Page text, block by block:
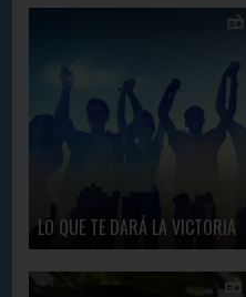
LO QUE TE DARÁ LA VICTORIA